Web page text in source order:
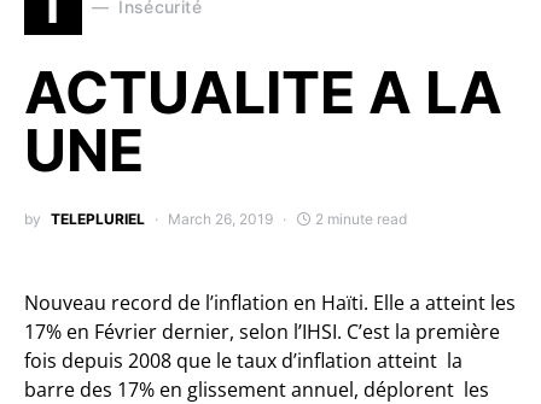
Insécurité
ACTUALITE A LA
UNE
by TELEPLURIEL March 26, 2019 2 minute read
Nouveau record de l’inflation en Haïti. Elle a atteint les
17% en Février dernier, selon l’IHSI. C’est la première
fois depuis 2008 que le taux d’inflation atteint la
barre des 17% en glissement annuel, déplorent les